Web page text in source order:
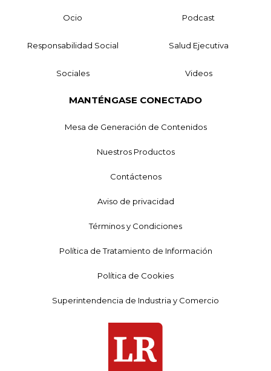
Ocio Podcast
Responsabilidad Social Salud Ejecutiva
Sociales Videos
MANTÉNGASE CONECTADO
Mesa de Generación de Contenidos
Nuestros Productos
Contáctenos
Aviso de privacidad
Términos y Condiciones
Política de Tratamiento de Información
Política de Cookies
Superintendencia de Industria y Comercio